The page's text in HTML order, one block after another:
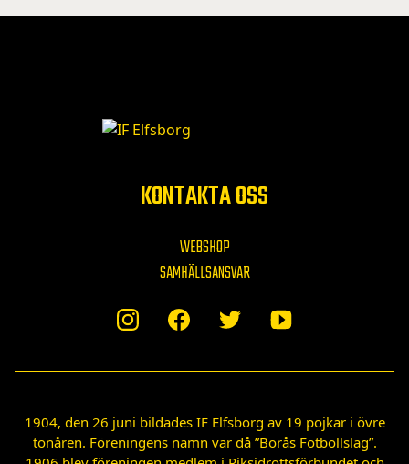
KONTAKTA OSS
WEBSHOP
SAMHÄLLSANSVAR
1904, den 26 juni bildades IF Elfsborg av 19 pojkar i övre
tonåren. Föreningens namn var då ”Borås Fotbollslag”.